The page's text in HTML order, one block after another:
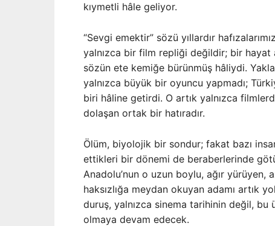
kıymetli hâle geliyor.
“Sevgi emektir” sözü yıllardır
yalnızca bir film repliği değildir; bir hayat
sözün ete kemiğe bürünmüş hâliydi.
yalnızca büyük bir oyuncu yapmadı;
biri hâline getirdi. O artık yalnızca
dolaşan ortak bir hatıradır.
Ölüm, biyolojik bir sondur; fakat bazı
ettikleri bir dönemi de beraberlerinde
Anadolu’nun o uzun boylu, ağır
haksızlığa meydan okuyan adamı artık
duruş, yalnızca sinema tarihinin değil, bu
olmaya devam edecek.